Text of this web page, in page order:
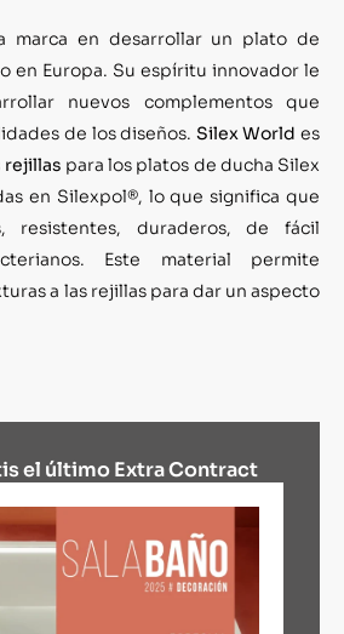
marca en desarrollar un plato de
en Europa. Su espíritu innovador le
nuevos complementos que
de los diseños. Silex World es
rejillas para los platos de ducha Silex
en Silexpol®, lo que significa que
resistentes, duraderos, de fácil
Este material permite
a las rejillas para dar un aspecto
el último Extra Contract